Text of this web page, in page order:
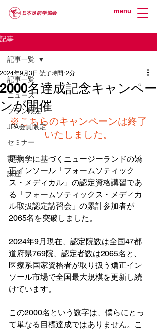
menu
記事
記事一覧
ニュース
プラン限定
JPA会員限定
セミナー
書籍
講座
記事一覧
2000名達成記念キャンペー
ンが開催
2024年9月3日 読了時間: 2分
※こちらのキャンペーンは終了
いたしました。
足病学に基づくニュージーランドの矯
正インソール「フォームソティック
ス・メディカル」の認定資格講習であ
る「フォームソティックス・メディカ
ル取扱認定講習会」の累計参加者が
2065名を突破しました。
2024年9月現在、認定院数は全国47都
道府県769院、認定者数は2065名と、
医療系国家資格者が取り扱う矯正イン
ソール市場で全国最大規模を更新し続
けています。
この2000名という数字は、僕らにとっ
て単なる目標達成ではありません。こ